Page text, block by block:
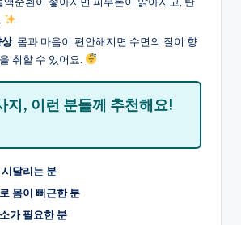
: 몸과 마음이 편안해지면 수면의 질이 향
취할 수 있어요.
지, 이런 분들께 추천해요!
달리는 분
몸이 뻐근한 분
가 필요한 분